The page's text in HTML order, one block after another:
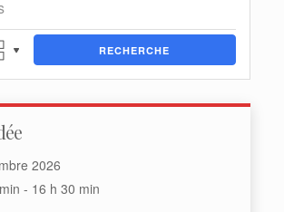
RECHERCHE
2026
- 16 h 30 min